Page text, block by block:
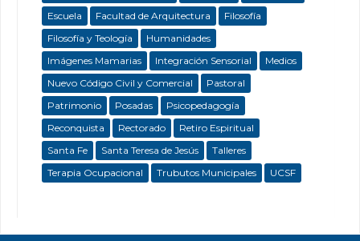
Escuela
Facultad de Arquitectura
Filosofía
Filosofía y Teología
Humanidades
Imágenes Mamarias
Integración Sensorial
Medios
Nuevo Código Civil y Comercial
Pastoral
Patrimonio
Posadas
Psicopedagogía
Reconquista
Rectorado
Retiro Espiritual
Santa Fe
Santa Teresa de Jesús
Talleres
Terapia Ocupacional
Trubutos Municipales UCSF